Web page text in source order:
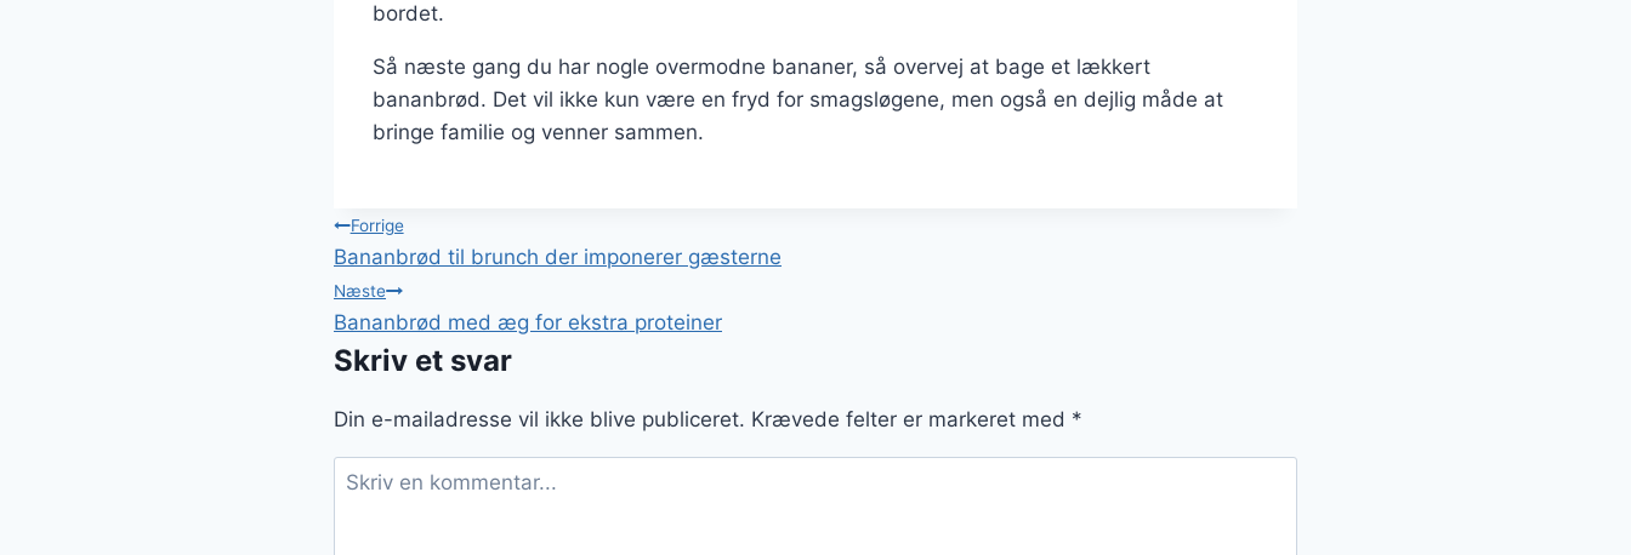
bordet.
Så næste gang du har nogle overmodne bananer, så overvej at bage et lækkert
bananbrød. Det vil ikke kun være en fryd for smagsløgene, men også en dejlig måde at
bringe familie og venner sammen.
Indlægsnavigation
Forrige
Bananbrød til brunch der imponerer gæsterne
Næste
Bananbrød med æg for ekstra proteiner
Skriv et svar
Din e-mailadresse vil ikke blive publiceret. Krævede felter er markeret med *